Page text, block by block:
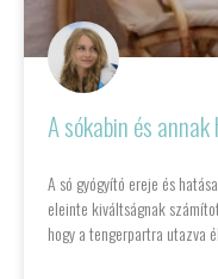
A sókabin és
A só gyógyító ereje és
eleinte kiváltságnak
hogy a tengerpartra utazva